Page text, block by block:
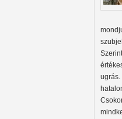
ugrás.